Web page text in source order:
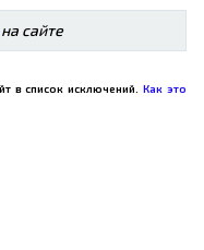
сайте
в список исключений.Как это